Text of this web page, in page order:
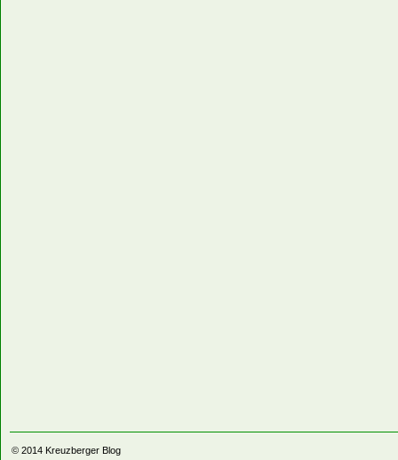
© 2014 Kreuzberger Blog